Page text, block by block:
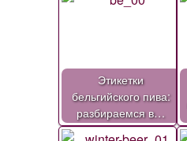
Этикетки
бельгийского пива:
разбираемся в…